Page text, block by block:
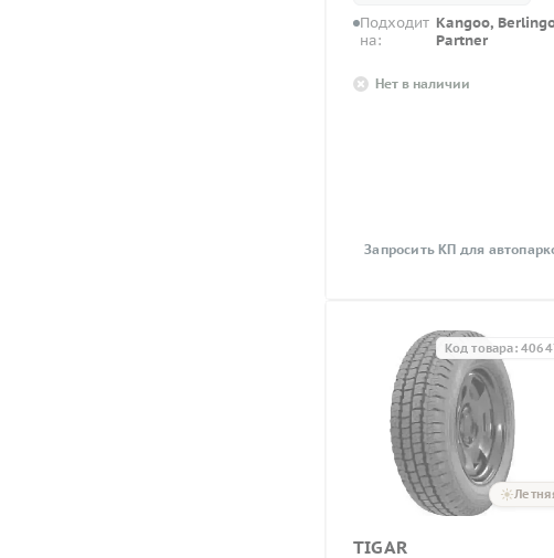
Подходит
на:
Kangoo,
Partner
Нет в наличии
Запросить КП для
Код товара:
TIGAR